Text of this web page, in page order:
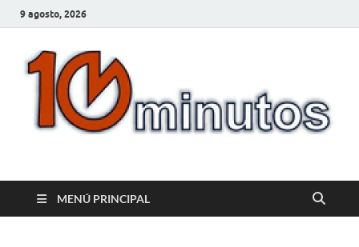
9 agosto, 2026
10minutos.com.uy
MENÚ PRINCIPAL